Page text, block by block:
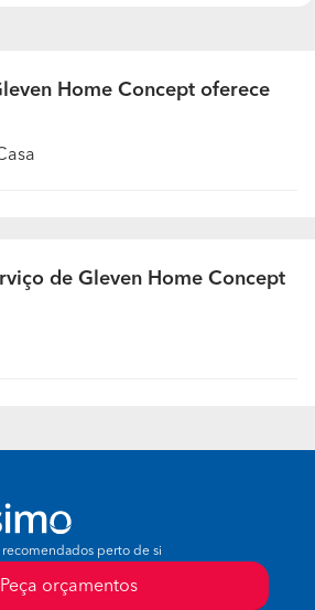
Home Concept oferece
de Gleven Home Concept
recomendados perto de si
Peça orçamentos